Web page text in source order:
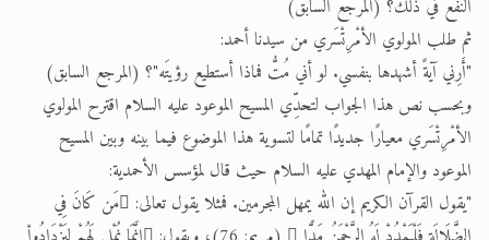
النفع في ذلك؟ (المرجع السابق)
ثم طلب المولوي الأمْرِتْسَري من سيدنا أحمد:
"أَرِني آيةً أشهدها بنفسي. لو أني مُتُّ فماذا أستطيع رؤيتَه"؟ (المرجع السابق)
وبحسب نص هذا الجواب لتحدِّي المسيح الموعود عليه السلام اقترح المولوي
الأمْرِتْسَري معيارًا جديدًا تمامًا لتسوية هذا الموضوع فيما بينه وبين المسيح
الموعود والإمام المهدي عليه السلام حيث قال لمؤسس الأحمدية:
"يقول القرآن الكريم إن الله يمهل المجرمين. فمثلا يقول تعالى: مَن كَانَ فِي